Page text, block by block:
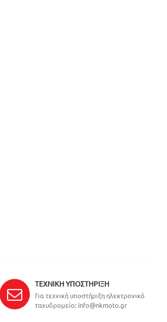
ΤΕΧΝΙΚΉ ΥΠΟΣΤΉΡΙΞΗ
Για τεχνική υποστήριξη ηλεκτρονικό
ταχυδρομείο: info@nkmoto.gr